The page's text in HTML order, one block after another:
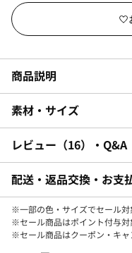
商品説明
素材・サイズ
レビュー 16 ・Q&A
配送・返品交換・お支
※一部の色・サイズでセール
※セール商品はポイント付与
※セール商品はクーポン・キ